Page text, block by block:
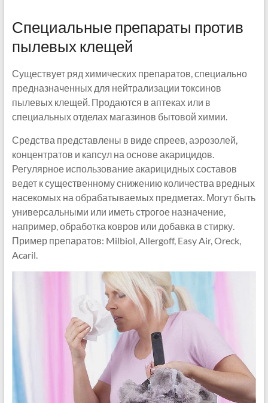
Специальные препараты против
пылевых клещей
Существует ряд химических препаратов, специально
предназначенных для нейтрализации токсинов
пылевых клещей. Продаются в аптеках или в
специальных отделах магазинов бытовой химии.
Средства представлены в виде спреев, аэрозолей,
концентратов и капсул на основе акарицидов.
Регулярное использование акарицидных составов
ведет к существенному снижению количества вредных
насекомых на обрабатываемых предметах. Могут быть
универсальными или иметь строгое назначение,
например, обработка ковров или добавка в стирку.
Пример препаратов: Milbiol, Allergoff, Easy Air, Oreck,
Acaril.